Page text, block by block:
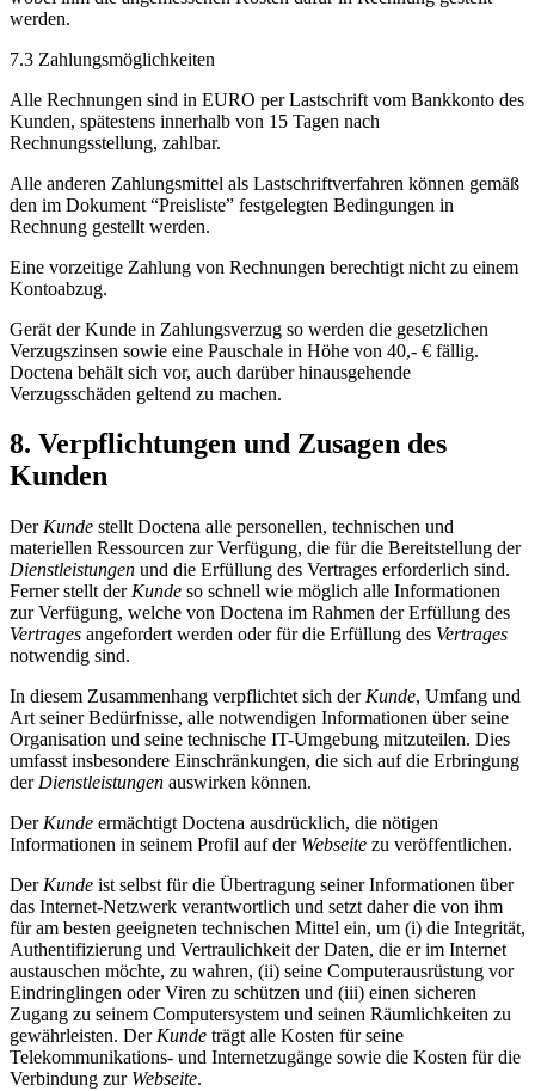
werden.
7.3 Zahlungsmöglichkeiten
Alle Rechnungen sind in EURO per Lastschrift vom Bankkonto des
Kunden, spätestens innerhalb von 15 Tagen nach
Rechnungsstellung, zahlbar.
Alle anderen Zahlungsmittel als Lastschriftverfahren können gemäß
den im Dokument “Preisliste” festgelegten Bedingungen in
Rechnung gestellt werden.
Eine vorzeitige Zahlung von Rechnungen berechtigt nicht zu einem
Kontoabzug.
Gerät der Kunde in Zahlungsverzug so werden die gesetzlichen
Verzugszinsen sowie eine Pauschale in Höhe von 40,- € fällig.
Doctena behält sich vor, auch darüber hinausgehende
Verzugsschäden geltend zu machen.
8. Verpflichtungen und Zusagen des
Kunden
Der Kunde stellt Doctena alle personellen, technischen und
materiellen Ressourcen zur Verfügung, die für die Bereitstellung der
Dienstleistungen und die Erfüllung des Vertrages erforderlich sind.
Ferner stellt der Kunde so schnell wie möglich alle Informationen
zur Verfügung, welche von Doctena im Rahmen der Erfüllung des
Vertrages angefordert werden oder für die Erfüllung des Vertrages
notwendig sind.
In diesem Zusammenhang verpflichtet sich der Kunde, Umfang und
Art seiner Bedürfnisse, alle notwendigen Informationen über seine
Organisation und seine technische IT-Umgebung mitzuteilen. Dies
umfasst insbesondere Einschränkungen, die sich auf die Erbringung
der Dienstleistungen auswirken können.
Der Kunde ermächtigt Doctena ausdrücklich, die nötigen
Informationen in seinem Profil auf der Webseite zu veröffentlichen.
Der Kunde ist selbst für die Übertragung seiner Informationen über
das Internet-Netzwerk verantwortlich und setzt daher die von ihm
für am besten geeigneten technischen Mittel ein, um (i) die Integrität,
Authentifizierung und Vertraulichkeit der Daten, die er im Internet
austauschen möchte, zu wahren, (ii) seine Computerausrüstung vor
Eindringlingen oder Viren zu schützen und (iii) einen sicheren
Zugang zu seinem Computersystem und seinen Räumlichkeiten zu
gewährleisten. Der Kunde trägt alle Kosten für seine
Telekommunikations- und Internetzugänge sowie die Kosten für die
Verbindung zur Webseite.